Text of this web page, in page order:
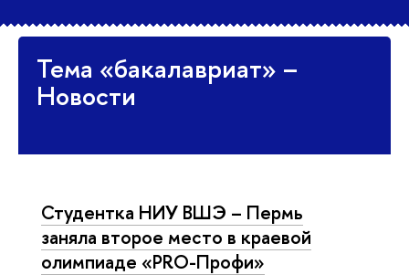
Тема «бакалавриат» –
Новости
Студентка НИУ ВШЭ – Пермь
заняла второе место в краевой
олимпиаде «PRO-Профи»